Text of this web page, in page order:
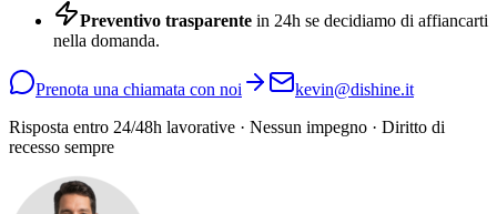
Preventivo trasparente in 24h se decidiamo di affiancarti
nella domanda.
Prenota una chiamata con noi
kevin@dishine.it
Risposta entro 24/48h lavorative · Nessun impegno · Diritto di
recesso sempre